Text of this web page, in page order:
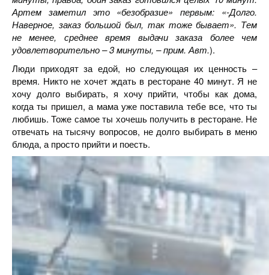
Артем заметил это «безобразие» первым: «-Долго.
Наверное, заказ большой был, так тоже бывает». Тем
не менее, среднее время выдачи заказа более чем
удовлетворительно – 3 минуты, – прим. Авт.).
Люди приходят за едой, но следующая их ценность –
время. Никто не хочет ждать в ресторане 40 минут. Я не
хочу долго выбирать, я хочу прийти, чтобы как дома,
когда ты пришел, а мама уже поставила тебе все, что ты
любишь. Тоже самое ты хочешь получить в ресторане. Не
отвечать на тысячу вопросов, не долго выбирать в меню
блюда, а просто прийти и поесть.